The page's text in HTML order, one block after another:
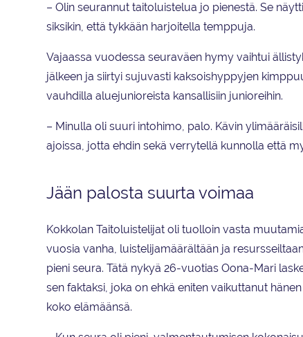
– Olin seurannut taitoluistelua jo pienestä. Se
siksikin, että tykkään harjoitella temppuja.
Vajaassa vuodessa seuraväen hymy vaihtui
jälkeen ja siirtyi sujuvasti kaksoishyppyjen
vauhdilla aluejunioreista kansallisiin junioreihin.
– Minulla oli suuri intohimo, palo. Kävin
ajoissa, jotta ehdin sekä verrytellä kunnolla että
Jään palosta suurta voimaa
Kokkolan Taitoluistelijat oli tuolloin vasta
vuosia vanha, luistelijamäärältään ja
pieni seura. Tätä nykyä 26-vuotias Oona-Mari
sen faktaksi, joka on ehkä eniten vaikuttanut hänen
koko elämäänsä.